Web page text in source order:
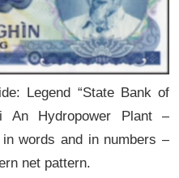
Legend “State Bank of
An Hydropower Plant –
words and in numbers –
net pattern.